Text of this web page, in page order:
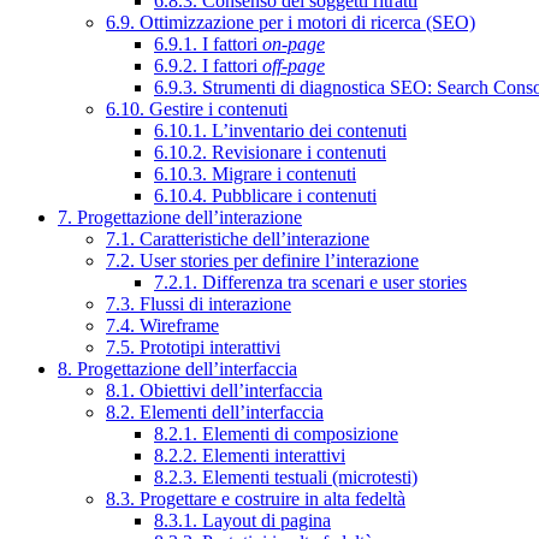
6.9. Ottimizzazione per i motori di ricerca (SEO)
6.9.1. I fattori on-page
6.9.2. I fattori off-page
6.9.3. Strumenti di diagnostica SEO: Search
6.10. Gestire i contenuti
6.10.1. L’inventario dei contenuti
6.10.2. Revisionare i contenuti
6.10.3. Migrare i contenuti
6.10.4. Pubblicare i contenuti
7. Progettazione dell’interazione
7.1. Caratteristiche dell’interazione
7.2. User stories per definire l’interazione
7.2.1. Differenza tra scenari e user stories
7.3. Flussi di interazione
7.4. Wireframe
7.5. Prototipi interattivi
8. Progettazione dell’interfaccia
8.1. Obiettivi dell’interfaccia
8.2. Elementi dell’interfaccia
8.2.1. Elementi di composizione
8.2.2. Elementi interattivi
8.2.3. Elementi testuali (microtesti)
8.3. Progettare e costruire in alta fedeltà
8.3.1. Layout di pagina